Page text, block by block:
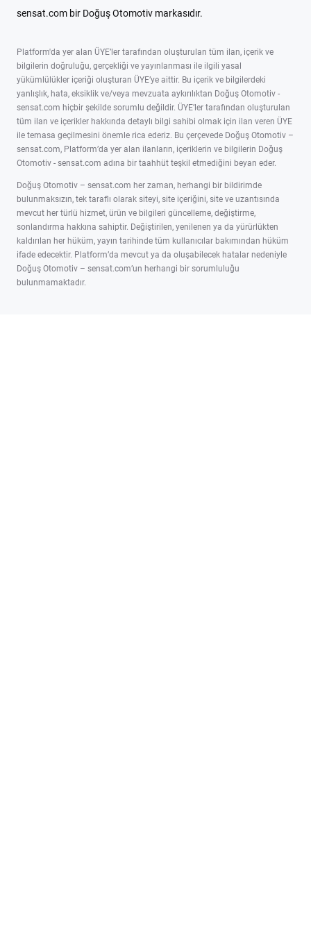
sensat.com bir Doğuş Otomotiv markasıdır.
Platform'da yer alan ÜYE’ler tarafından oluşturulan tüm ilan, içerik ve
bilgilerin doğruluğu, gerçekliği ve yayınlanması ile ilgili yasal
yükümlülükler içeriği oluşturan ÜYE’ye aittir. Bu içerik ve bilgilerdeki
yanlışlık, hata, eksiklik ve/veya mevzuata aykırılıktan Doğuş Otomotiv -
sensat.com hiçbir şekilde sorumlu değildir. ÜYE’ler tarafından oluşturulan
tüm ilan ve içerikler hakkında detaylı bilgi sahibi olmak için ilan veren ÜYE
ile temasa geçilmesini önemle rica ederiz. Bu çerçevede Doğuş Otomotiv –
sensat.com, Platform’da yer alan ilanların, içeriklerin ve bilgilerin Doğuş
Otomotiv - sensat.com adına bir taahhüt teşkil etmediğini beyan eder.
Doğuş Otomotiv – sensat.com her zaman, herhangi bir bildirimde
bulunmaksızın, tek taraflı olarak siteyi, site içeriğini, site ve uzantısında
mevcut her türlü hizmet, ürün ve bilgileri güncelleme, değiştirme,
sonlandırma hakkına sahiptir. Değiştirilen, yenilenen ya da yürürlükten
kaldırılan her hüküm, yayın tarihinde tüm kullanıcılar bakımından hüküm
ifade edecektir. Platform’da mevcut ya da oluşabilecek hatalar nedeniyle
Doğuş Otomotiv – sensat.com’un herhangi bir sorumluluğu
bulunmamaktadır.